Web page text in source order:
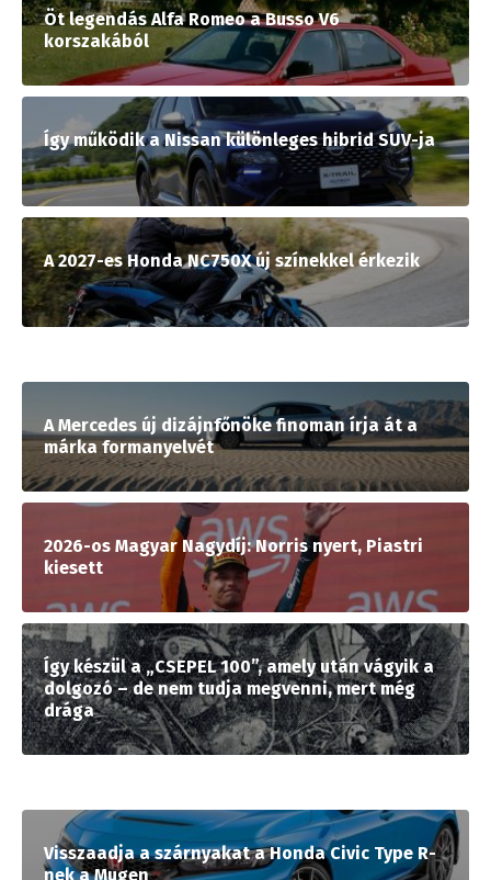
Öt legendás Alfa Romeo a Busso V6
korszakából
Így működik a Nissan különleges hibrid SUV-ja
A 2027-es Honda NC750X új színekkel érkezik
A Mercedes új dizájnfőnöke finoman írja át a
márka formanyelvét
2026-os Magyar Nagydíj: Norris nyert, Piastri
kiesett
Így készül a „CSEPEL 100”, amely után vágyik a
dolgozó – de nem tudja megvenni, mert még
drága
Visszaadja a szárnyakat a Honda Civic Type R-
nek a Mugen